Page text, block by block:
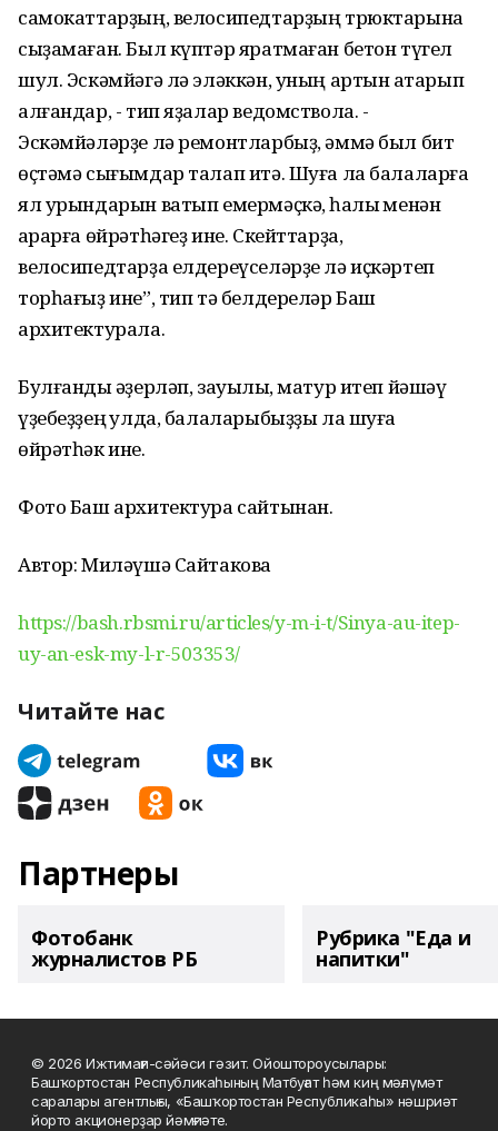
самокаттарҙың, велосипедтарҙың трюктарына
сыҙамаған. Был күптәр яратмаған бетон түгел
шул. Эскәмйәгә лә эләккән, уның артын аҡтарып
алғандар, - тип яҙалар ведомствола. -
Эскәмйәләрҙе лә ремонтларбыҙ, әммә был бит
өҫтәмә сығымдар талап итә. Шуға ла балаларға
ял урындарын ватып емермәҫкә, һаҡлыҡ менән
ҡарарға өйрәтһәгеҙ ине. Скейттарҙа,
велосипедтарҙа елдереүселәрҙе лә иҫкәртеп
торһағыҙ ине”, тип тә белдереләр Баш
архитектурала.
Булғанды ҡәҙерләп, зауыҡлы, матур итеп йәшәү
үҙебеҙҙең ҡулда, балаларыбыҙҙы ла шуға
өйрәтһәк ине.
Фото Баш архитектура сайтынан.
Автор: Миләүшә Сайтакова
https://bash.rbsmi.ru/articles/y-m-i-t/Sinya-au-itep-
uy-an-esk-my-l-r-503353/
Читайте нас
Партнеры
Фотобанк
журналистов РБ
Рубрика "Еда и
напитки"
© 2026 Ижтимағи-сәйәси гәзит. Ойоштороусылары:
Башҡортостан Республикаһының Матбуғат һәм киң мәғлүмәт
саралары агентлығы, «Башҡортостан Республикаһы» нәшриәт
йорто акционерҙар йәмғиәте.